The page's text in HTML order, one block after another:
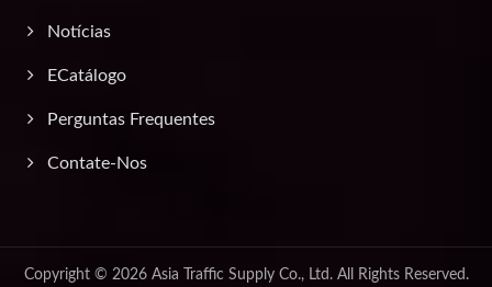
Notícias
ECatálogo
Perguntas Frequentes
Contate-Nos
Copyright © 2026 Asia Traffic Supply Co., Ltd.All Rights Reserved.